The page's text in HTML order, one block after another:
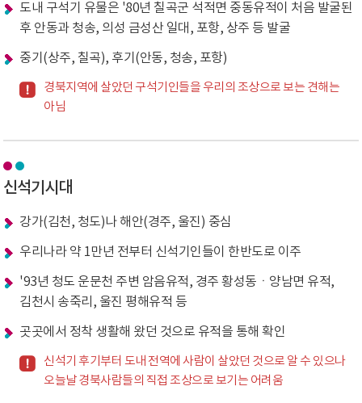
도내 구석기 유물은 '80년 칠곡군 석적면 중동유적이 처음 발굴된
후 안동과 청송, 의성 금성산 일대, 포항, 상주 등 발굴
중기(상주, 칠곡), 후기(안동, 청송, 포항)
경북지역에 살았던 구석기인들을 우리의 조상으로 보는 견해는
아님
신석기시대
강가(김천, 청도)나 해안(경주, 울진) 중심
우리나라 약 1만년 전부터 신석기인들이 한반도로 이주
'93년 청도 운문천 주변 암음유적, 경주 황성동ㆍ양남면 유적,
김천시 송죽리, 울진 평해유적 등
곳곳에서 정착 생활해 왔던 것으로 유적을 통해 확인
신석기 후기부터 도내 전역에 사람이 살았던 것으로 알 수 있으나
오늘날 경북사람들의 직접 조상으로 보기는 어려움